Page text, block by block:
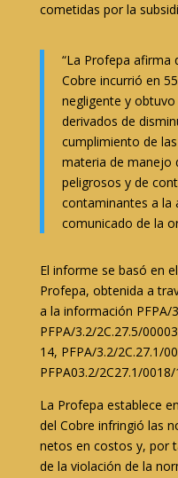
cometidas por la
“La Profepa afirma
Cobre incurrió en
negligente y
derivados de
cumplimiento de
materia de manejo
peligrosos y de
contaminantes a la
comunicado de la
El informe se basó en
Profepa, obtenida a
a la información PFPA/
PFPA/3.2/2C.27.5/
14, PFPA/3.2/2C.27.1/
PFPA03.2/2C27.1/
La Profepa establece
del Cobre infringió las
netos en costos y, por
de la violación de la